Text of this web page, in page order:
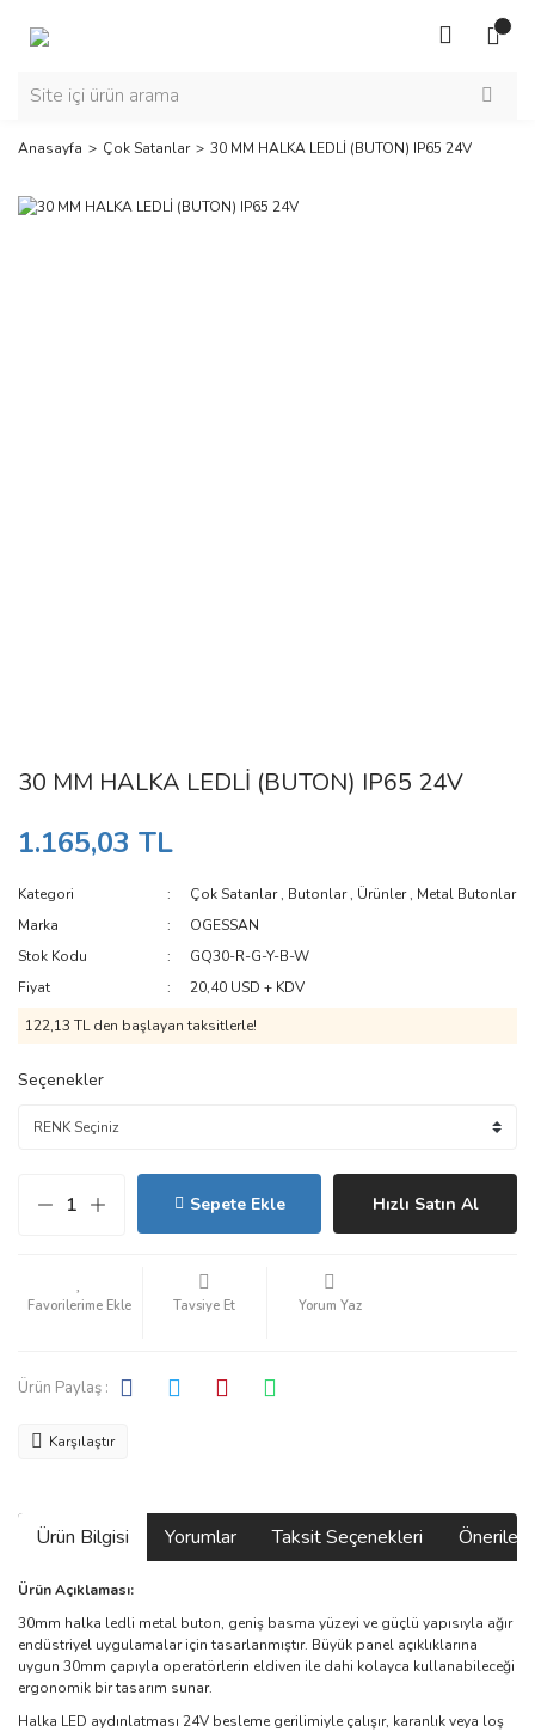
Anasayfa Çok Satanlar 30 MM HALKA LEDLİ (BUTON) IP65 24V
30 MM HALKA LEDLİ (BUTON) IP65 24V
1.165,03 TL
Kategori Çok Satanlar, Butonlar, Ürünler, Metal Butonlar
Marka
OGESSAN
Stok Kodu
GQ30-R-G-Y-B-W
Fiyat
20,40 USD + KDV
122,13 TL den başlayan taksitlerle!
Seçenekler
Sepete Ekle Hızlı Satın Al
Tavsiye Et Yorum Yaz
Ürün Paylaş :
Karşılaştır
Ürün Bilgisi Yorumlar Taksit Seçenekleri
Ürün Açıklaması:
30mm halka ledli metal buton, geniş basma yüzeyi ve güçlü yapısıyla ağır
endüstriyel uygulamalar için tasarlanmıştır. Büyük panel açıklıklarına
uygun 30mm çapıyla operatörlerin eldiven ile dahi kolayca kullanabileceği
ergonomik bir tasarım sunar.
Halka LED aydınlatması 24V besleme gerilimiyle çalışır, karanlık veya loş